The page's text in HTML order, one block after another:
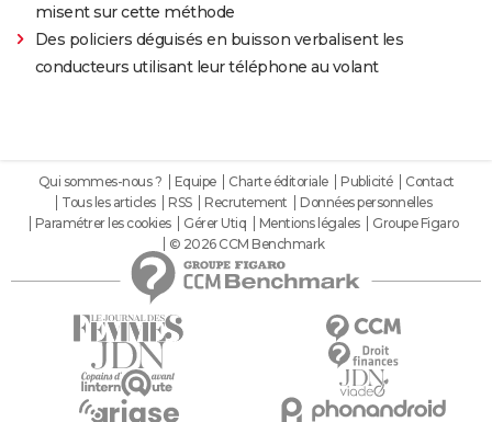
misent sur cette méthode
Des policiers déguisés en buisson verbalisent les
conducteurs utilisant leur téléphone au volant
Qui sommes-nous ? Equipe Charte éditoriale Publicité
Contact
Tous les articles
RSS Recrutement
Données personnelles
Paramétrer les cookies
Gérer Utiq Mentions légales
Groupe Figaro
© 2026 CCM Benchmark